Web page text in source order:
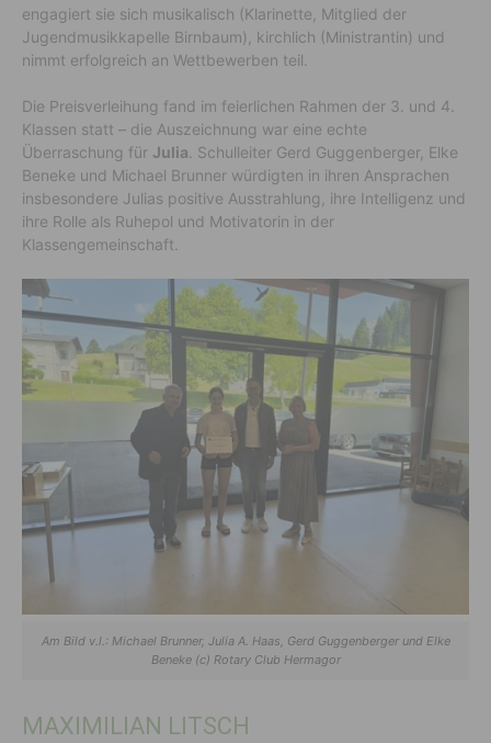
engagiert sie sich musikalisch (Klarinette, Mitglied der
Jugendmusikkapelle Birnbaum), kirchlich (Ministrantin) und
nimmt erfolgreich an Wettbewerben teil.
Die Preisverleihung fand im feierlichen Rahmen der 3. und 4.
Klassen statt – die Auszeichnung war eine echte
Überraschung für Julia . Schulleiter Gerd Guggenberger, Elke
Beneke und Michael Brunner würdigten in ihren Ansprachen
insbesondere Julias positive Ausstrahlung, ihre Intelligenz und
ihre Rolle als Ruhepol und Motivatorin in der
Klassengemeinschaft.
Am Bild v.l.: Michael Brunner, Julia A. Haas, Gerd Guggenberger und Elke
Beneke (c) Rotary Club Hermagor
MAXIMILIAN LITSCH